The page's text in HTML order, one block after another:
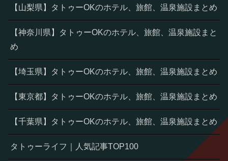
【山梨県】タトゥーOKのホテル、旅館、温泉施設まとめ
【神奈川県】タトゥーOKのホテル、旅館、温泉施設まと
め
【埼玉県】タトゥーOKのホテル、旅館、温泉施設まとめ
【東京都】タトゥーOKのホテル、旅館、温泉施設まとめ
【千葉県】タトゥーOKのホテル、旅館、温泉施設まとめ
タトゥーライフ｜人気記事TOP100